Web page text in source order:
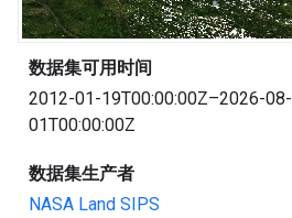
数据集可用时间
2012-01-19T00:00:00Z–2026-08-
01T00:00:00Z
数据集生产者
NASA Land SIPS